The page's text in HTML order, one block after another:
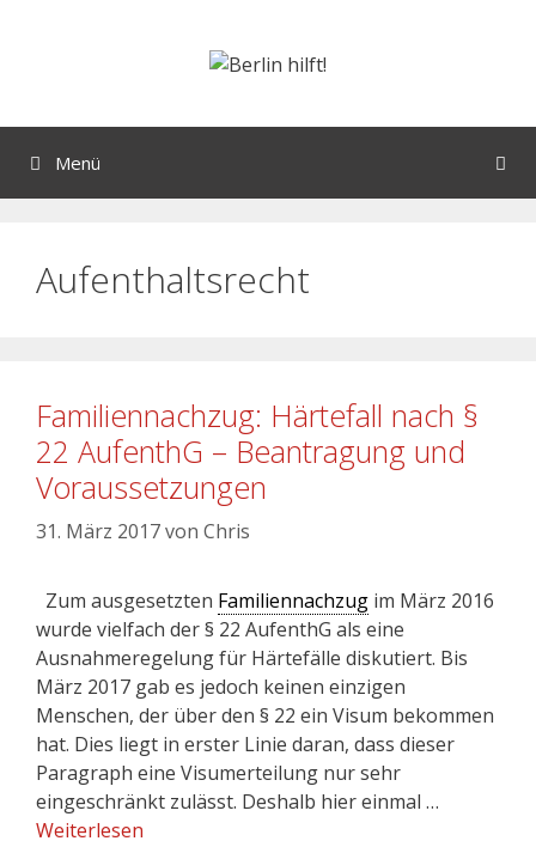
Menü
Aufenthaltsrecht
Familiennachzug: Härtefall nach §
22 AufenthG – Beantragung und
Voraussetzungen
31. März 2017von Chris
Zum ausgesetzten Familiennachzug im März 2016
wurde vielfach der § 22 AufenthG als eine
Ausnahmeregelung für Härtefälle diskutiert. Bis
März 2017 gab es jedoch keinen einzigen
Menschen, der über den § 22 ein Visum bekommen
hat. Dies liegt in erster Linie daran, dass dieser
Paragraph eine Visumerteilung nur sehr
eingeschränkt zulässt. Deshalb hier einmal …
Weiterlesen